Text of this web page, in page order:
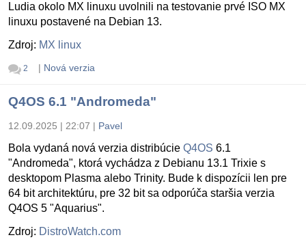
Ludia okolo MX linuxu uvolnili na testovanie prvé ISO MX
linuxu postavené na Debian 13.
Zdroj: MX linux
2 | Nová verzia
Q4OS 6.1 "Andromeda"
12.09.2025 | 22:07 | Pavel
Bola vydaná nová verzia distribúcie Q4OS 6.1
"Andromeda", ktorá vychádza z Debianu 13.1 Trixie s
desktopom Plasma alebo Trinity. Bude k dispozícii len pre
64 bit architektúru, pre 32 bit sa odporúča staršia verzia
Q4OS 5 "Aquarius".
Zdroj: DistroWatch.com